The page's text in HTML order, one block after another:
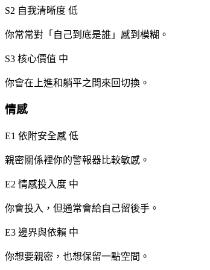
S2 自我清晰度 低
你常常對「自己到底是誰」感到模糊。
S3 核心價值 中
你會在上進和躺平之間來回切換。
情感
E1 依附安全感 低
親密關係裡你的警報器比較敏感。
E2 情感投入度 中
你會投入，但通常會給自己留後手。
E3 邊界與依賴 中
你想要親密，也想保留一點空間。